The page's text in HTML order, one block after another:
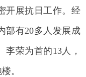
开展抗日工作。经
部有20多人发展成
荣为首的13人，
。